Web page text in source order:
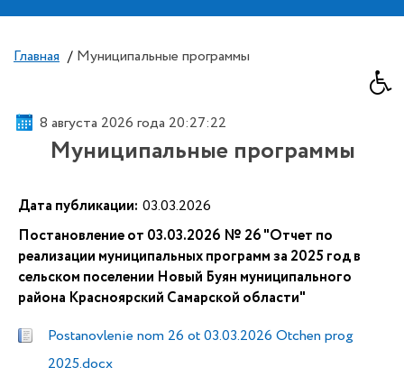
Главная / Муниципальные программы
8 августа 2026 года 20:27:22
Муниципальные программы
Дата публикации: 03.03.2026
Постановление от 03.03.2026 № 26 "Отчет по
реализации муниципальных программ за 2025 год в
сельском поселении Новый Буян муниципального
района Красноярский Самарской области"
Postanovlenie nom 26 ot 03.03.2026 Otchen prog
2025.docx